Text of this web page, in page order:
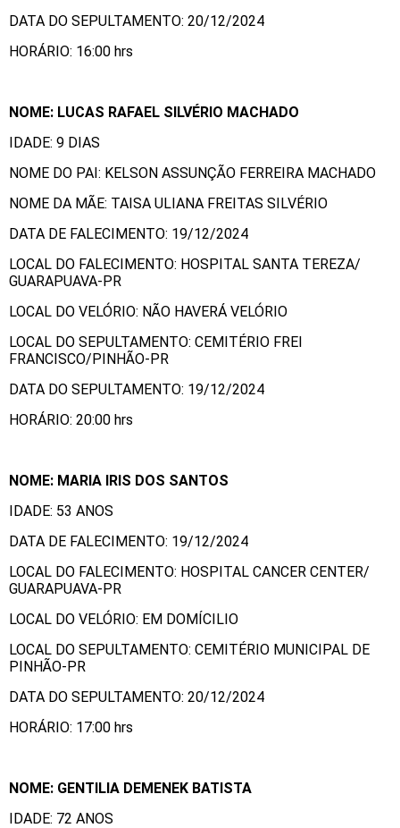
DATA DO SEPULTAMENTO: 20/12/2024
HORÁRIO: 16:00 hrs
NOME: LUCAS RAFAEL SILVÉRIO MACHADO
IDADE: 9 DIAS
NOME DO PAI: KELSON ASSUNÇÃO FERREIRA MACHADO
NOME DA MÃE: TAISA ULIANA FREITAS SILVÉRIO
DATA DE FALECIMENTO: 19/12/2024
LOCAL DO FALECIMENTO: HOSPITAL SANTA TEREZA/
GUARAPUAVA-PR
LOCAL DO VELÓRIO: NÃO HAVERÁ VELÓRIO
LOCAL DO SEPULTAMENTO: CEMITÉRIO FREI
FRANCISCO/PINHÃO-PR
DATA DO SEPULTAMENTO: 19/12/2024
HORÁRIO: 20:00 hrs
NOME: MARIA IRIS DOS SANTOS
IDADE: 53 ANOS
DATA DE FALECIMENTO: 19/12/2024
LOCAL DO FALECIMENTO: HOSPITAL CANCER CENTER/
GUARAPUAVA-PR
LOCAL DO VELÓRIO: EM DOMÍCILIO
LOCAL DO SEPULTAMENTO: CEMITÉRIO MUNICIPAL DE
PINHÃO-PR
DATA DO SEPULTAMENTO: 20/12/2024
HORÁRIO: 17:00 hrs
NOME: GENTILIA DEMENEK BATISTA
IDADE: 72 ANOS